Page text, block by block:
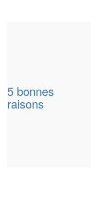
5 bonnes
raisons